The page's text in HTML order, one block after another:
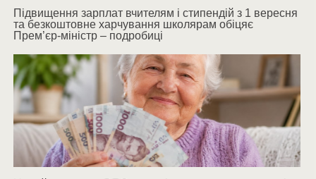
Підвищення зарплат вчителям і стипендій з 1 вересня
та безкоштовне харчування школярам обіцяє
Прем’єр-міністр – подробиці